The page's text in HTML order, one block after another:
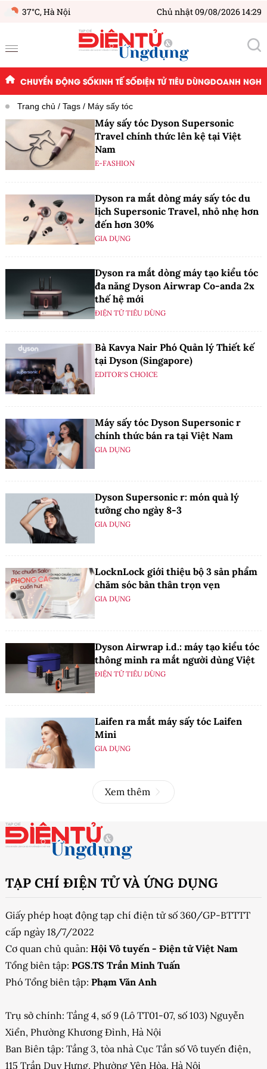
37°C,Hà Nội Chủ nhật 09/08/2026 14:29
CHUYỂN ĐỘNG SỐKINH TẾ SỐĐIỆN TỬ TIÊU DÙNGDOANH
Trang chủ Tags Máy sấy tóc
Máy sấy tóc Dyson Supersonic
Travel chính thức lên kệ tại Việt
Nam
E-FASHION
Dyson ra mắt dòng máy sấy tóc du
lịch Supersonic Travel, nhỏ nhẹ hơn
đến hơn 30%
GIA DỤNG
Dyson ra mắt dòng máy tạo kiểu tóc
đa năng Dyson Airwrap Co-anda 2x
thế hệ mới
ĐIỆN TỬ TIÊU DÙNG
Bà Kavya Nair Phó Quản lý Thiết kế
tại Dyson (Singapore)
EDITOR'S CHOICE
Máy sấy tóc Dyson Supersonic r
chính thức bán ra tại Việt Nam
GIA DỤNG
Dyson Supersonic r: món quà lý
tưởng cho ngày 8-3
GIA DỤNG
LocknLock giới thiệu bộ 3 sản phẩm
chăm sóc bản thân trọn vẹn
GIA DỤNG
Dyson Airwrap i.d.: máy tạo kiểu tóc
thông minh ra mắt người dùng Việt
ĐIỆN TỬ TIÊU DÙNG
Laifen ra mắt máy sấy tóc Laifen
Mini
GIA DỤNG
Xem thêm
TẠP CHÍ ĐIỆN TỬ VÀ ỨNG DỤNG
Giấy phép hoạt động tạp chí điện tử số 360/GP-BTTTT
cấp ngày 18/7/2022
Cơ quan chủ quản: Hội Vô tuyến - Điện tử Việt Nam
Tổng biên tập: PGS.TS Trần Minh Tuấn
Phó Tổng biên tập: Phạm Văn Anh
Trụ sở chính: Tầng 4, số 9 (Lô TT01-07, số 103) Nguyễn
Xiển, Phường Khương Đình, Hà Nội
Ban Biên tập: Tầng 3, tòa nhà Cục Tần số Vô tuyến điện,
115 Trần Duy Hưng, Phường Yên Hòa, Hà Nội